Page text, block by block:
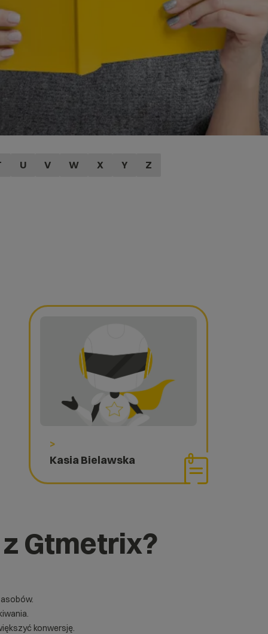
U V W X Y Z
>
Kasia Bielawska
Gtmetrix?
konwersję.